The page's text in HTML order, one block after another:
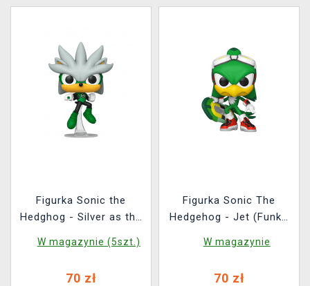
Figurka Sonic the
Hedghog - Silver as the
POP! Heroes 592)
W magazynie (5szt.)
70 zł
Figurka Sonic The
Hedgehog - Jet (Funko
W magazynie
70 zł